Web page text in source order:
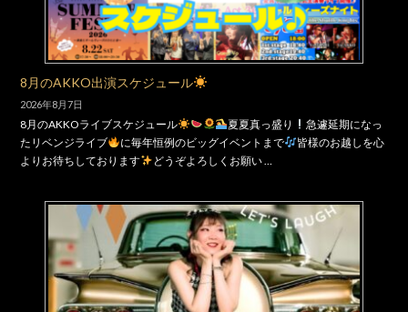
8月のAKKO出演スケジュール
2026年8月7日
8月のAKKOライブスケジュール 夏夏真っ盛り
急遽延期になっ
たリベンジライブ
に毎年恒例のビッグイベントまで
皆様のお越しを心
よりお待ちしております
どうぞよろしくお願い …